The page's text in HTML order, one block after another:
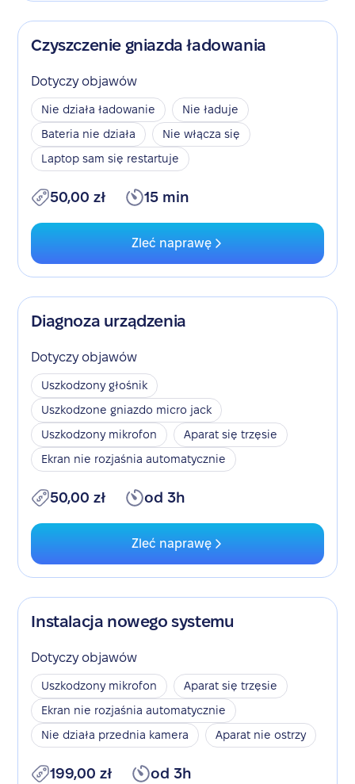
Czyszczenie gniazda ładowania
Dotyczy objawów
Nie działa ładowanie
Nie ładuje
Bateria nie działa
Nie włącza się
Laptop sam się restartuje
50,00 zł 15 min
Zleć naprawę
Diagnoza urządzenia
Dotyczy objawów
Uszkodzony głośnik
Uszkodzone gniazdo micro jack
Uszkodzony mikrofon
Aparat się trzęsie
Ekran nie rozjaśnia automatycznie
50,00 zł od 3h
Zleć naprawę
Instalacja nowego systemu
Dotyczy objawów
Uszkodzony mikrofon
Aparat się trzęsie
Ekran nie rozjaśnia automatycznie
Nie działa przednia kamera
Aparat nie ostrzy
199,00 zł od 3h